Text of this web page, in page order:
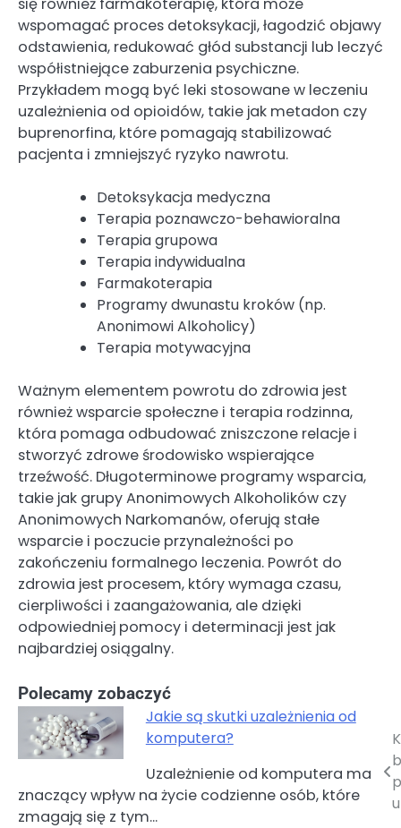
wspomagać proces detoksykacji, łagodzić objawy
odstawienia, redukować głód substancji lub leczyć
współistniejące zaburzenia psychiczne.
Przykładem mogą być leki stosowane w leczeniu
uzależnienia od opioidów, takie jak metadon czy
buprenorfina, które pomagają stabilizować
pacjenta i zmniejszyć ryzyko nawrotu.
Detoksykacja medyczna
Terapia poznawczo-behawioralna
Terapia grupowa
Terapia indywidualna
Farmakoterapia
Programy dwunastu kroków (np.
Anonimowi Alkoholicy)
Terapia motywacyjna
Ważnym elementem powrotu do zdrowia jest
również wsparcie społeczne i terapia rodzinna,
która pomaga odbudować zniszczone relacje i
stworzyć zdrowe środowisko wspierające
trzeźwość. Długoterminowe programy wsparcia,
takie jak grupy Anonimowych Alkoholików czy
Anonimowych Narkomanów, oferują stałe
wsparcie i poczucie przynależności po
zakończeniu formalnego leczenia. Powrót do
zdrowia jest procesem, który wymaga czasu,
cierpliwości i zaangażowania, ale dzięki
odpowiedniej pomocy i determinacji jest jak
najbardziej osiągalny.
Polecamy zobaczyć
Jakie są skutki uzależnienia od
komputera?
Uzależnienie od komputera ma
znaczący wpływ na życie codzienne osób, które
zmagają się z tym…
Nawigacja